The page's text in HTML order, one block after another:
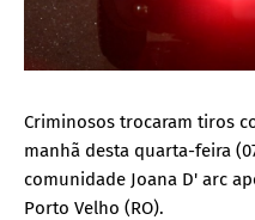
Criminosos trocaram tiros
manhã desta quarta-feira
comunidade Joana D' arc
Porto Velho (RO).